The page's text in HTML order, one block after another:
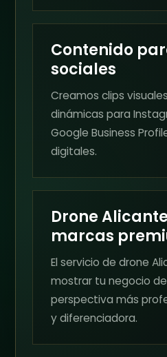
Contenido
sociales
Creamos clips
dinámicas para
Google Business
digitales.
Drone
marcas
El servicio de drone
mostrar tu negocio
perspectiva más
y diferenciadora.